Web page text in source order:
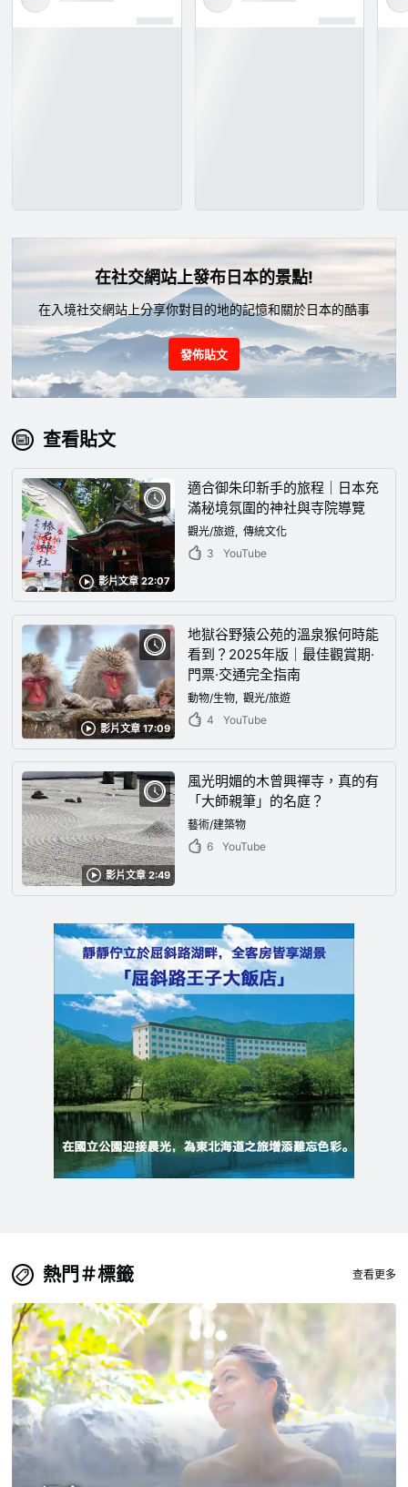
在社交網站上發布日本的景點!
在入境社交網站上分享你對目的地的記憶和關於日本的酷事
發佈貼文
查看貼文
影片文章 22:07
適合御朱印新手的旅程｜日本充
滿秘境氛圍的神社與寺院導覽
觀光/旅遊
傳統文化
3
YouTube
影片文章 17:09
地獄谷野猿公苑的溫泉猴何時能
看到？2025年版｜最佳觀賞期·
門票·交通完全指南
動物/生物
觀光/旅遊
4
YouTube
影片文章 2:49
風光明媚的木曾興禪寺，真的有
「大師親筆」的名庭？
藝術/建築物
6
YouTube
熱門＃標籤 查看更多